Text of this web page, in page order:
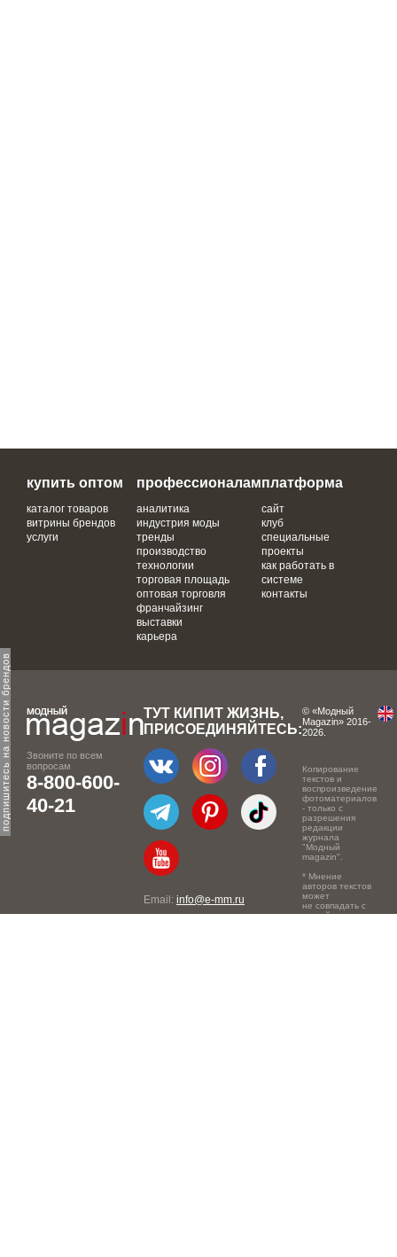
подпишитесь на новости брендов
купить оптом
каталог товаров
витрины брендов
услуги
профессионалам
аналитика
индустрия моды
тренды
производство
технологии
торговая площадь
оптовая торговля
франчайзинг
выставки
карьера
платформа
сайт
клуб
специальные
проекты
как работать в
системе
контакты
Звоните по всем
вопросам
8-800-600-
40-21
ТУТ КИПИТ ЖИЗНЬ,
ПРИСОЕДИНЯЙТЕСЬ:
Email: info@e-mm.ru
© «Модный
Magazin» 2016-
2026.
Копирование
текстов и
воспроизведение
фотоматериалов
- только с
разрешения
редакции
журнала
"Модный
magazin".
* Мнение
авторов текстов
может
не совпадать с
точкой зрения